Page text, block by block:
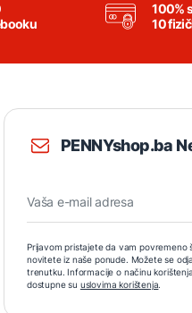
100%
10
PENNYshop.ba
Prijavom pristajete da vam povremeno
novitete iz naše ponude. Možete se
trenutku. Informacije o načinu
dostupne su uslovima korištenja.